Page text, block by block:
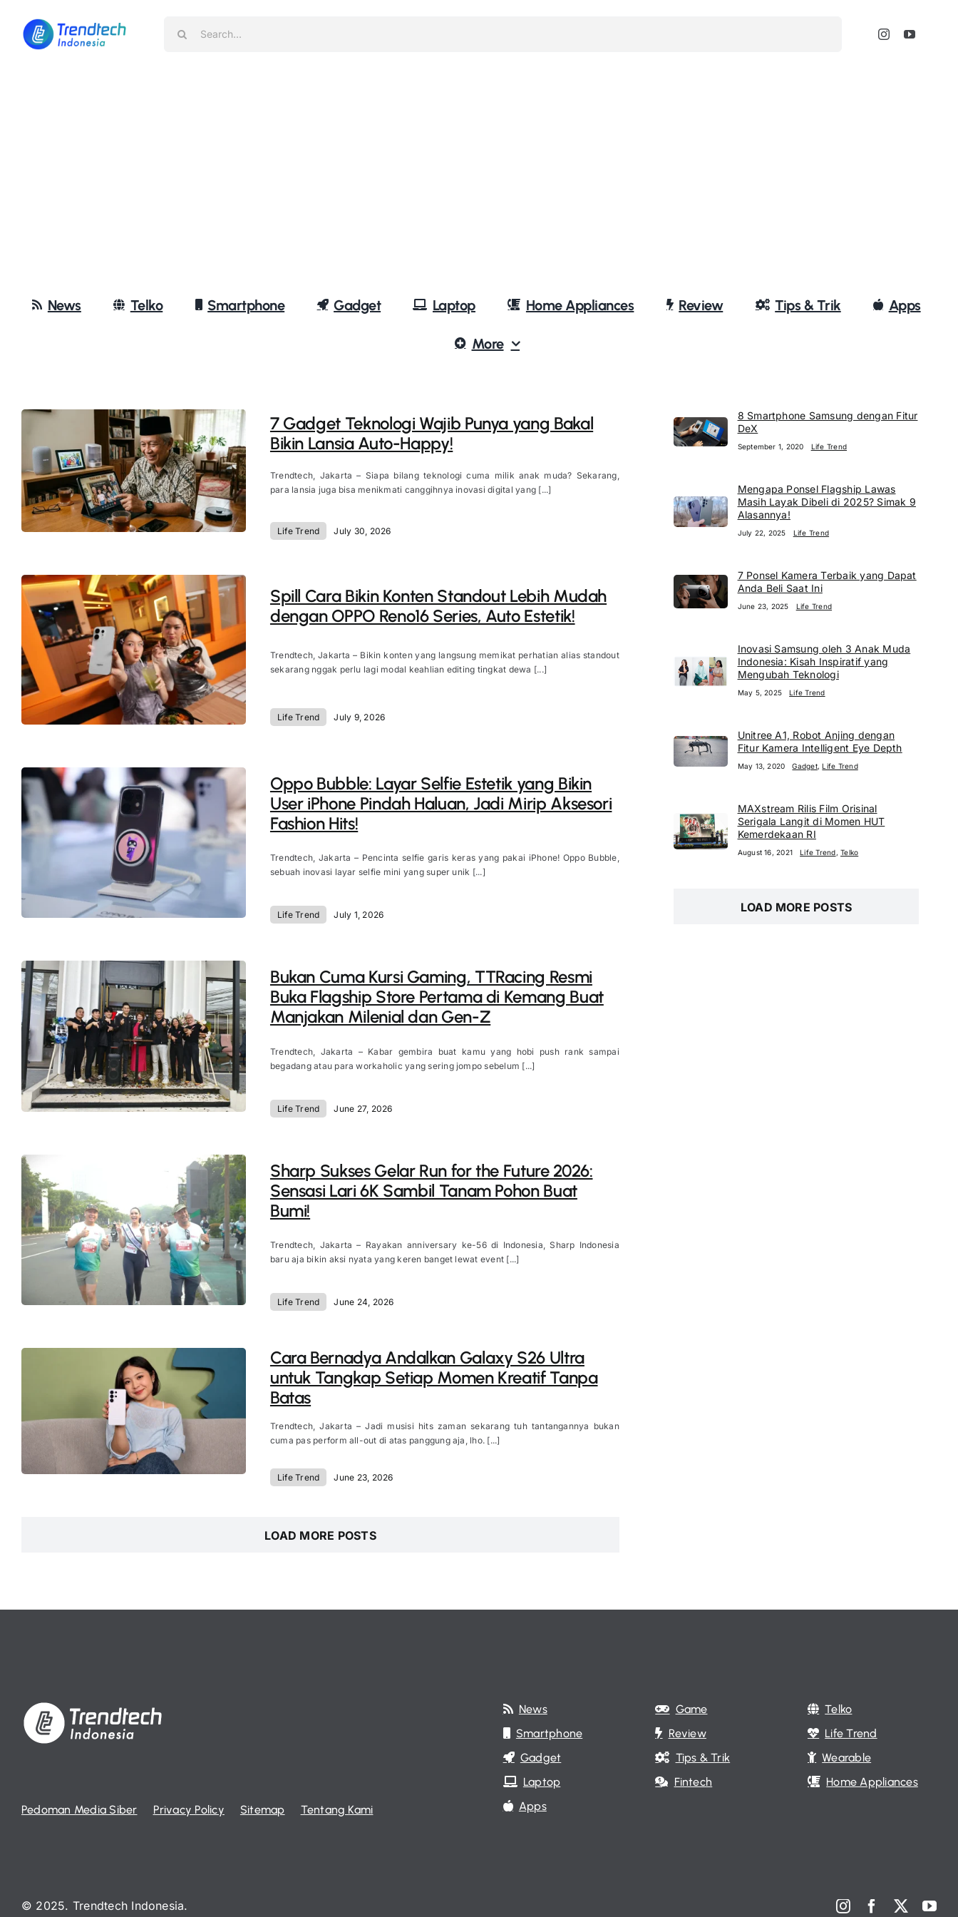
content
News Telko Smartphone Gadget Laptop Home Appliances Review Tips & Trik Apps
More
7 Gadget Teknologi Wajib Punya yang Bakal
Bikin Lansia Auto-Happy!
Trendtech, Jakarta – Siapa bilang teknologi cuma milik anak muda? Sekarang,
para lansia juga bisa menikmati canggihnya inovasi digital yang [...]
Life Trend July 30, 2026
Spill Cara Bikin Konten Standout Lebih Mudah
dengan OPPO Reno16 Series, Auto Estetik!
Trendtech, Jakarta – Bikin konten yang langsung memikat perhatian alias standout
sekarang nggak perlu lagi modal keahlian editing tingkat dewa [...]
Life Trend July 9, 2026
Oppo Bubble: Layar Selfie Estetik yang Bikin
User iPhone Pindah Haluan, Jadi Mirip Aksesori
Fashion Hits!
Trendtech, Jakarta – Pencinta selfie garis keras yang pakai iPhone! Oppo Bubble,
sebuah inovasi layar selfie mini yang super unik [...]
Life Trend July 1, 2026
Bukan Cuma Kursi Gaming, TTRacing Resmi
Buka Flagship Store Pertama di Kemang Buat
Manjakan Milenial dan Gen-Z
Trendtech, Jakarta – Kabar gembira buat kamu yang hobi push rank sampai
begadang atau para workaholic yang sering jompo sebelum [...]
Life Trend June 27, 2026
Sharp Sukses Gelar Run for the Future 2026:
Sensasi Lari 6K Sambil Tanam Pohon Buat
Bumi!
Trendtech, Jakarta – Rayakan anniversary ke-56 di Indonesia, Sharp Indonesia
baru aja bikin aksi nyata yang keren banget lewat event [...]
Life Trend June 24, 2026
Cara Bernadya Andalkan Galaxy S26 Ultra
untuk Tangkap Setiap Momen Kreatif Tanpa
Batas
Trendtech, Jakarta – Jadi musisi hits zaman sekarang tuh tantangannya bukan
cuma pas perform all-out di atas panggung aja, lho. [...]
Life Trend June 23, 2026
LOAD MORE POSTS
8 Smartphone Samsung dengan Fitur
DeX
September 1, 2020 Life Trend
Mengapa Ponsel Flagship Lawas
Masih Layak Dibeli di 2025? Simak 9
Alasannya!
July 22, 2025 Life Trend
7 Ponsel Kamera Terbaik yang Dapat
Anda Beli Saat Ini
June 23, 2025 Life Trend
Inovasi Samsung oleh 3 Anak Muda
Indonesia: Kisah Inspiratif yang
Mengubah Teknologi
May 5, 2025 Life Trend
Unitree A1, Robot Anjing dengan
Fitur Kamera Intelligent Eye Depth
May 13, 2020 Gadget,Life Trend
MAXstream Rilis Film Orisinal
Serigala Langit di Momen HUT
Kemerdekaan RI
August 16, 2021 Life Trend,Telko
LOAD MORE POSTS
Pedoman Media Siber Privacy Policy Sitemap Tentang Kami
News
Smartphone
Gadget
Laptop
Apps
Game
Review
Tips & Trik
Fintech
Telko
Life Trend
Wearable
Home Appliances
© 2025. Trendtech Indonesia.